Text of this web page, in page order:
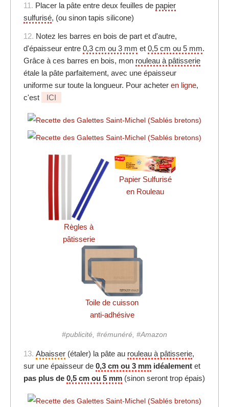
11. Placer la pâte entre deux feuilles de papier
sulfurisé, (ou sinon tapis silicone)
12. Notez les barres en bois de part et d'autre,
d'épaisseur entre 0,3 cm ou 3 mm et 0,5 cm ou 5 mm.
Grâce à ces barres en bois, mon rouleau à pâtisserie
étale la pâte parfaitement, avec une épaisseur
uniforme sur toute la longueur. Pour acheter en ligne,
c'est
ICI
Règles à
pâtisserie
Papier Sulfurisé
en Rouleau
Toile de cuisson
anti-adhésive
#publicité, #rémunéré, #Amazon
13. Abaisser (étaler) la pâte au rouleau à pâtisserie,
sur une épaisseur de 0,3 cm ou 3 mm idéalement et
pas plus de 0,5 cm ou 5 mm (sinon seront trop épais)